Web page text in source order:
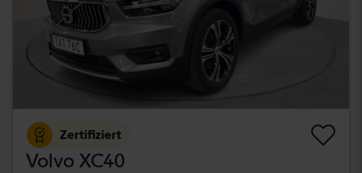
Zertifiziert
Volvo XC40